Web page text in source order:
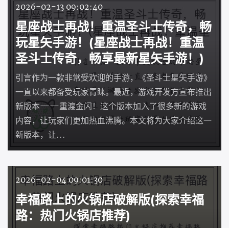
2026-02-13 09:02:40
星座战士再战！重温圣斗士传奇，畅
玩星矢手游！(星座战士再战！重温
圣斗士传奇，畅享最新星矢手游！)
引言作为一款非常受欢迎的手游，《圣斗士星矢手游》
一直以来都备受玩家青睐。最近，游戏开发方宣布推出
新版本——重渡金闪！这个版本加入了很多新的游戏
内容，让玩家们更加热血沸腾。本文将为大家介绍这一
新版本，让...
2026-02-04 09:01:30
幸福路上的火锅店破解版(探索幸福
路：热门火锅店推荐)